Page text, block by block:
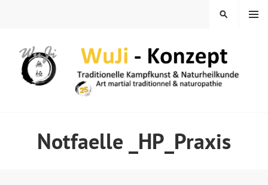
MENÜ
SUCHEN
Notfaelle _HP_Praxis